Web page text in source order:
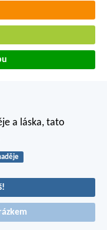
a láska, tato